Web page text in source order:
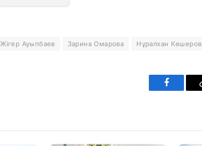
Жігер Ауыпбаев Зарина Омарова Нұралхан Көшеров
Facebook